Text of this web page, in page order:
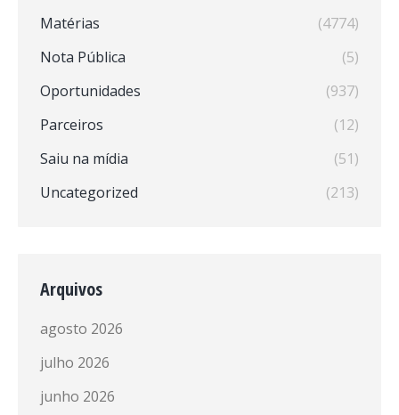
Matérias
(4774)
Nota Pública
(5)
Oportunidades
(937)
Parceiros
(12)
Saiu na mídia
(51)
Uncategorized
(213)
Arquivos
agosto 2026
julho 2026
junho 2026